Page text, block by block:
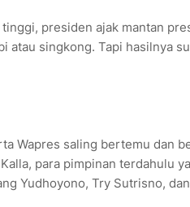
presiden ajak mantan
atau singkong. Tapi hasilnya
Wapres saling bertemu dan
para pimpinan terdahulu
Yudhoyono, Try Sutrisno,